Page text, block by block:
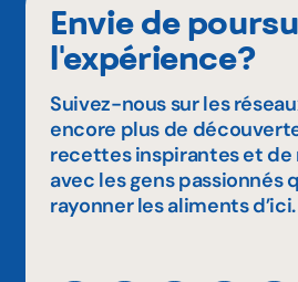
Envie de
l'expérience?
Suivez-nous sur les
encore plus de
recettes inspirantes et
avec les gens passionnés
rayonner les aliments d’ici.